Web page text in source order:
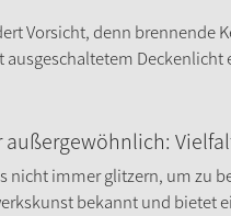
Vorsicht, denn brennende
ausgeschaltetem
nicht immer glitzern, um zu
bekannt und bietet